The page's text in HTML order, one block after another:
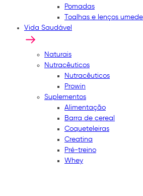
Pomadas
Toalhas e lenços
Vida Saudável
Naturais
Nutracêuticos
Nutracêuticos
Prowin
Suplementos
Alimentação
Barra de cereal
Coqueteleiras
Creatina
Pré-treino
Whey